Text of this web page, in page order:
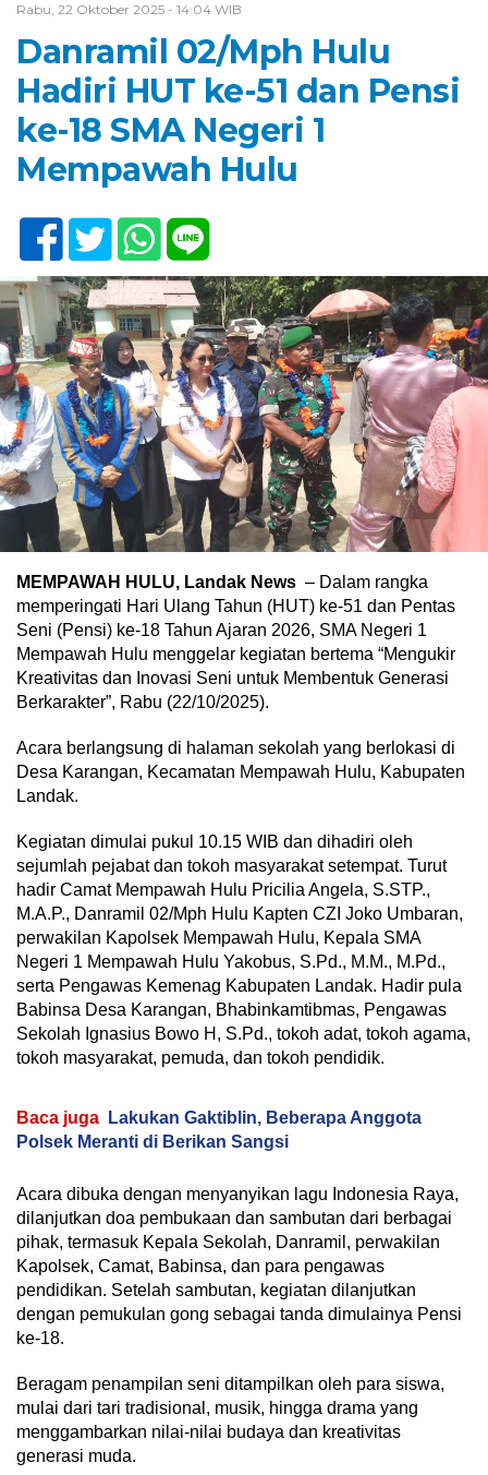
Rabu, 22 Oktober 2025 - 14:04 WIB
Danramil 02/Mph Hulu
Hadiri HUT ke-51 dan Pensi
ke-18 SMA Negeri 1
Mempawah Hulu
MEMPAWAH HULU, Landak News – Dalam rangka
memperingati Hari Ulang Tahun (HUT) ke-51 dan Pentas
Seni (Pensi) ke-18 Tahun Ajaran 2026, SMA Negeri 1
Mempawah Hulu menggelar kegiatan bertema “Mengukir
Kreativitas dan Inovasi Seni untuk Membentuk Generasi
Berkarakter”, Rabu (22/10/2025).
Acara berlangsung di halaman sekolah yang berlokasi di
Desa Karangan, Kecamatan Mempawah Hulu, Kabupaten
Landak.
Kegiatan dimulai pukul 10.15 WIB dan dihadiri oleh
sejumlah pejabat dan tokoh masyarakat setempat. Turut
hadir Camat Mempawah Hulu Pricilia Angela, S.STP.,
M.A.P., Danramil 02/Mph Hulu Kapten CZI Joko Umbaran,
perwakilan Kapolsek Mempawah Hulu, Kepala SMA
Negeri 1 Mempawah Hulu Yakobus, S.Pd., M.M., M.Pd.,
serta Pengawas Kemenag Kabupaten Landak. Hadir pula
Babinsa Desa Karangan, Bhabinkamtibmas, Pengawas
Sekolah Ignasius Bowo H, S.Pd., tokoh adat, tokoh agama,
tokoh masyarakat, pemuda, dan tokoh pendidik.
Baca juga
Lakukan Gaktiblin, Beberapa Anggota
Polsek Meranti di Berikan Sangsi
Acara dibuka dengan menyanyikan lagu Indonesia Raya,
dilanjutkan doa pembukaan dan sambutan dari berbagai
pihak, termasuk Kepala Sekolah, Danramil, perwakilan
Kapolsek, Camat, Babinsa, dan para pengawas
pendidikan. Setelah sambutan, kegiatan dilanjutkan
dengan pemukulan gong sebagai tanda dimulainya Pensi
ke-18.
Beragam penampilan seni ditampilkan oleh para siswa,
mulai dari tari tradisional, musik, hingga drama yang
menggambarkan nilai-nilai budaya dan kreativitas
generasi muda.